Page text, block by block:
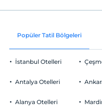
Otopark
Check/out
Evcil Hayvan
Sigara
Çocuklar
Her bir oda için 6 yaşına
Oda
Odaya
Popüler Tatil Bölgeleri
İstanbul Otelleri
Antalya Otelleri
Alanya Otelleri